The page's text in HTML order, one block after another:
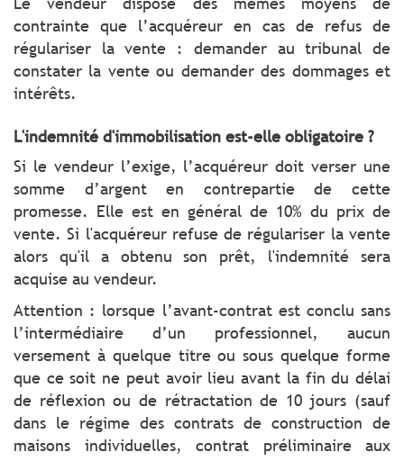
contrainte que l’acquéreur en cas de refus de
régulariser la vente : demander au tribunal de
constater la vente ou demander des dommages et
intérêts.
L'indemnité d'immobilisation est-elle obligatoire ?
Si le vendeur l’exige, l’acquéreur doit verser une
somme d’argent en contrepartie de cette
promesse. Elle est en général de 10% du prix de
vente. Si l'acquéreur refuse de régulariser la vente
alors qu'il a obtenu son prêt, l'indemnité sera
acquise au vendeur.
Attention : lorsque l’avant-contrat est conclu sans
l’intermédiaire d’un professionnel, aucun
versement à quelque titre ou sous quelque forme
que ce soit ne peut avoir lieu avant la fin du délai
de réflexion ou de rétractation de 10 jours (sauf
dans le régime des contrats de construction de
maisons individuelles, contrat préliminaire aux